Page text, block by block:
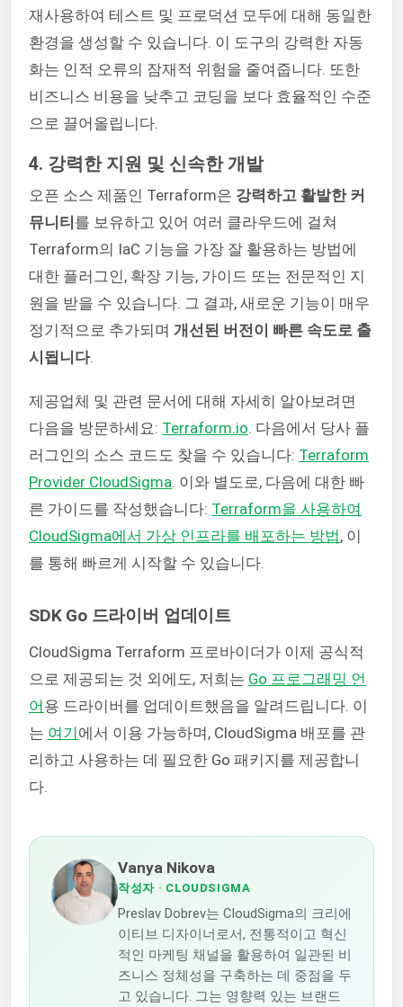
재사용하여 테스트 및 프로덕션 모두에 대해 동일한
환경을 생성할 수 있습니다. 이 도구의 강력한 자동
화는 인적 오류의 잠재적 위험을 줄여줍니다. 또한
비즈니스 비용을 낮추고 코딩을 보다 효율적인 수준
으로 끌어올립니다.
4. 강력한 지원 및 신속한 개발
오픈 소스 제품인 Terraform은 강력하고 활발한 커
뮤니티 를 보유하고 있어 여러 클라우드에 걸쳐
Terraform의 IaC 기능을 가장 잘 활용하는 방법에
대한 플러그인, 확장 기능, 가이드 또는 전문적인 지
원을 받을 수 있습니다. 그 결과, 새로운 기능이 매우
정기적으로 추가되며 개선된 버전이 빠른 속도로 출
시됩니다.
제공업체 및 관련 문서에 대해 자세히 알아보려면
다음을 방문하세요: Terraform.io . 다음에서 당사 플
러그인의 소스 코드도 찾을 수 있습니다: Terraform
Provider CloudSigma . 이와 별도로, 다음에 대한 빠
른 가이드를 작성했습니다: Terraform을 사용하여
CloudSigma에서 가상 인프라를 배포하는 방법, 이
를 통해 빠르게 시작할 수 있습니다.
SDK Go 드라이버 업데이트
CloudSigma Terraform 프로바이더가 이제 공식적
으로 제공되는 것 외에도, 저희는 Go 프로그래밍 언
어용 드라이버를 업데이트했음을 알려드립니다. 이
는 여기에서 이용 가능하며, CloudSigma 배포를 관
리하고 사용하는 데 필요한 Go 패키지를 제공합니
다.
Vanya Nikova
작성자· CLOUDSIGMA
Preslav Dobrev는 CloudSigma의 크리에
이티브 디자이너로서, 전통적이고 혁신
적인 마케팅 채널을 활용하여 일관된 비
즈니스 정체성을 구축하는 데 중점을 두
고 있습니다. 그는 영향력 있는 브랜드